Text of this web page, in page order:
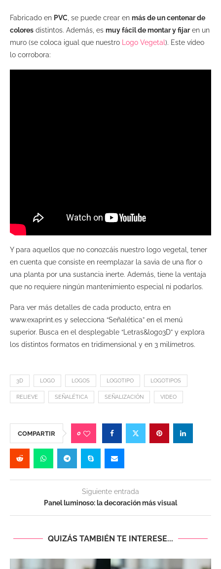
Fabricado en PVC , se puede crear en más de un centenar de
colores distintos. Además, es muy fácil de montar y fijaren un
muro (se coloca igual que nuestro Logo Vegetal ). Este vídeo
lo corrobora:
Y para aquellos que no conozcáis nuestro logo vegetal, tener
en cuenta que consiste en reemplazar la savia de una flor o
una planta por una sustancia inerte. Además, tiene la ventaja
que no requiere ningún mantenimiento especial ni podarlos.
Para ver más detalles de cada producto, entra en
www.exaprint.es y selecciona “Señalética” en el menú
superior. Busca en el desplegable “Letras&logo3D” y explora
los distintos formatos en tridimensional y en 3 milímetros.
3D LOGO LOGOS LOGOTIPO LOGOTIPOS
RELIEVE SEÑALÉTICA SEÑALIZACIÓN VIDEO
COMPARTIR 0
Siguiente entrada
Panel luminoso: la decoración más visual
QUIZÁS TAMBIÉN TE INTERESE...